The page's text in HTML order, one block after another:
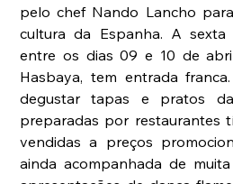
pelo chef Nando Lancho
cultura da Espanha. A sexta
entre os dias 09 e 10 de
Hasbaya, tem entrada
degustar tapas e pratos da
preparadas por restaurantes
vendidas a preços
ainda acompanhada de